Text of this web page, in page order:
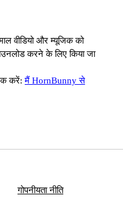
वीडियो और म्यूजिक को
करने के लिए किया जा
करें:मैं HornBunny से
गोपनीयता नीति